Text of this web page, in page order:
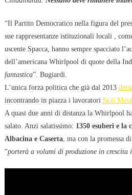
“Il Partito Democratico nella figura del
sue rappresentanze istituzionali locali ,
uscente Spacca, hanno sempre spacciato
dell’americana Whirlpool di quote della
fantastica”. Bugiardi.
L’unica forza politica che già dal 2013
incontrando in piazza i lavoratori fu il
A quasi due anni di distanza la Whirlpool
salato. Anzi salatissimo: 1350 esuberi e
Albacina e Caserta, ma con la promessa
“porterà a volumi di produzione in crescita